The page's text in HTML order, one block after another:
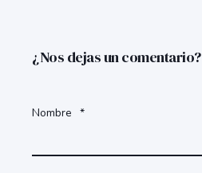
¿Nos dejas un comentario?
Nombre *